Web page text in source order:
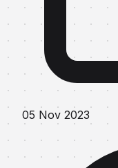
05 Nov 2023